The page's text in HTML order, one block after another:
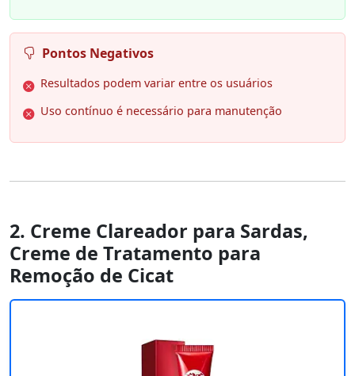
Pontos Negativos
Resultados podem variar entre os usuários
Uso contínuo é necessário para manutenção
2. Creme Clareador para Sardas,
Creme de Tratamento para
Remoção de Cicat